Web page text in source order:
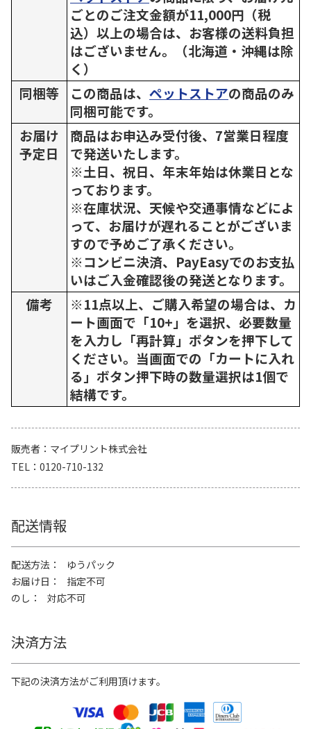
ごとのご注文金額が11,000円（税
込）以上の場合は、お客様の送料負担
はございません。（北海道・沖縄は除
く）
同梱等
この商品は、 ペットストアの商品のみ
同梱可能です。
お届け
予定日
商品はお申込み受付後、7営業日程度
で発送いたします。
※土日、祝日、年末年始は休業日とな
っております。
※在庫状況、天候や交通事情などによ
って、お届けが遅れることがございま
すので予めご了承ください。
※コンビニ決済、PayEasyでのお支払
いはご入金確認後の発送となります。
備考
※11点以上、ご購入希望の場合は、カ
ート画面で「10+」を選択、必要数量
を入力し「再計算」ボタンを押下して
ください。当画面での「カートに入れ
る」ボタン押下時の数量選択は1個で
結構です。
販売者
マイプリント株式会社
TEL
0120-710-132
配送情報
配送方法
ゆうパック
お届け日
指定不可
のし
対応不可
決済方法
下記の決済方法がご利用頂けます。